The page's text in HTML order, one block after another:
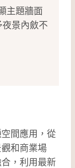
主題牆面
景內斂不
間應用，從
和商業場
，利用最新